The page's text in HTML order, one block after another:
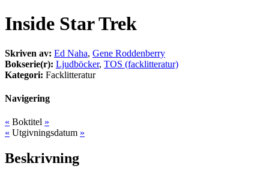
Inside Star Trek
Skriven av: Ed Naha, Gene Roddenberry
Bokserie(r): Ljudböcker, TOS (facklitteratur)
Kategori: Facklitteratur
Navigering
« Boktitel »
« Utgivningsdatum »
Beskrivning